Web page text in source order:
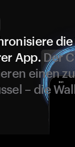
App.Der
einen
– die